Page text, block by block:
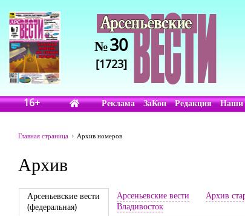
№30
[1723]
16+ Реклама ЗаКон Редакция Наши
Главная страница Архив номеров
Архив
Арсеньевские вести
(федеральная)
Арсеньевские вести
Владивосток
Архив